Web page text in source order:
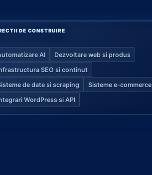
DE CONSTRUIRE
AI
Dezvoltare web si produs
SEO si continut
de date si scraping
Sisteme e-commerce
WordPress si API